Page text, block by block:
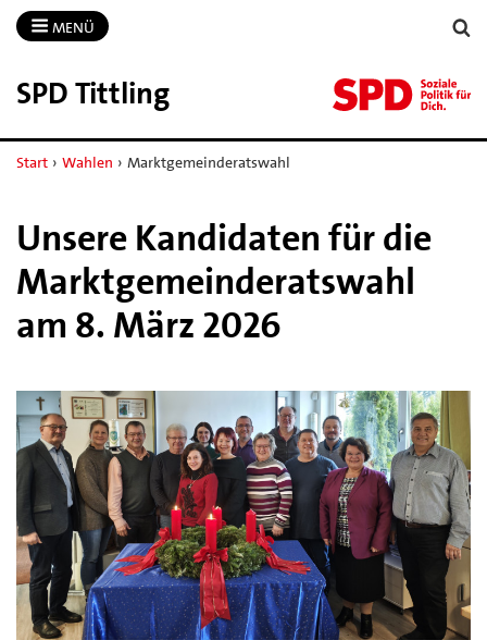
MENÜ
SPD Tittling
Start › Wahlen › Marktgemeinderatswahl
Unsere Kandidaten für die
Marktgemeinderatswahl
am 8. März 2026